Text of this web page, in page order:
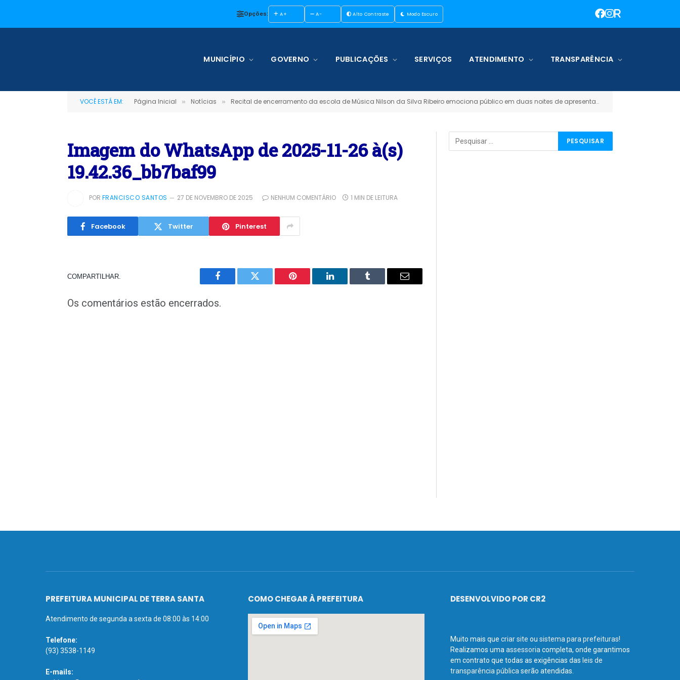
Opções: A+ A- Alto Contraste Modo Escuro
MUNICÍPIO GOVERNO PUBLICAÇÕES SERVIÇOS ATENDIMENTO TRANSPARÊNCIA
VOCÊ ESTÁ EM: Página Inicial » Notícias » Recital de encerramento da escola de Música Nilson da Silva Ribeiro emociona público em duas noites de apresentações
Imagem do WhatsApp de 2025-11-26 à(s)
19.42.36_bb7baf99
POR FRANCISCO SANTOS 27 DE NOVEMBRO DE 2025 NENHUM COMENTÁRIO 1 MIN DE LEITURA
Facebook Twitter Pinterest
COMPARTILHAR.
Facebook Twitter Pinterest LinkedIn Tumblr
E-
Os comentários estão encerrados.
PREFEITURA MUNICIPAL DE TERRA SANTA
Atendimento de segunda a sexta de 08:00 às 14:00
Telefone:
(93) 3538-1149
E-mails:
COMO CHEGAR À PREFEITURA DESENVOLVIDO POR CR2
Muito mais que criar site ou sistema para prefeituras!
Realizamos uma assessoria completa, onde garantimos
em contrato que todas as exigências das leis de
transparência pública serão atendidas.